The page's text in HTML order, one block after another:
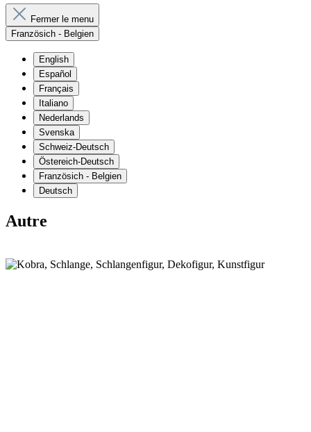
Fermer le menu
Französich - Belgien
English
Español
Français
Italiano
Nederlands
Svenska
Schweiz-Deutsch
Östereich-Deutsch
Französich - Belgien
Deutsch
Autre